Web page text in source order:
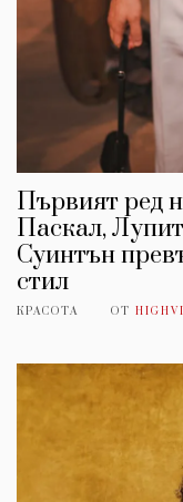
Първият ред
Паскал,
Суинтън
стил
КРАСОТА ОТ